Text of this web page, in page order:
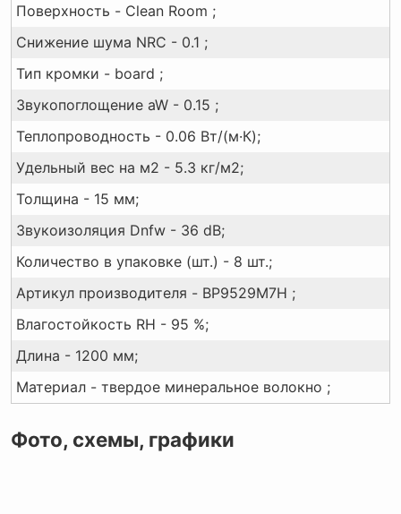
Поверхность - Clean Room ;
Снижение шума NRC - 0.1 ;
Тип кромки - board ;
Звукопоглощение aW - 0.15 ;
Теплопроводность - 0.06 Вт/(м·К);
Удельный вес на м2 - 5.3 кг/м2;
Толщина - 15 мм;
Звукоизоляция Dnfw - 36 dB;
Количество в упаковке (шт.) - 8 шт.;
Артикул производителя - BP9529M7H ;
Влагостойкость RH - 95 %;
Длина - 1200 мм;
Материал - твердое минеральное волокно ;
Фото, схемы, графики